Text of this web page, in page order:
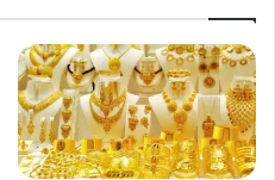
ت
ق
ر
ا
ر
ر
ي
ي
ق
ف